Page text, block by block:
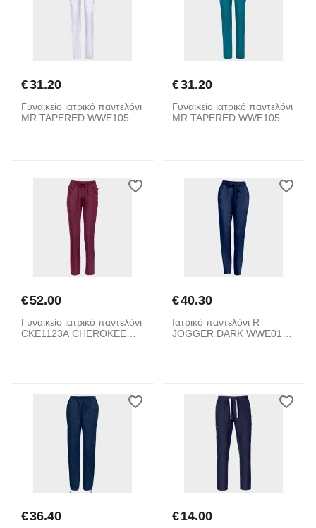
€31.20
Γυναικείο ιατρικό παντελόνι
MR TAPERED WWE105
€31.20
Γυναικείο ιατρικό παντελόνι
MR TAPERED WWE105
€52.00
Γυναικείο ιατρικό παντελόνι
CKE1123A CHEROKEE
€40.30
Ιατρικό παντελόνι R
JOGGER DARK WWE012
€36.40 €14.00